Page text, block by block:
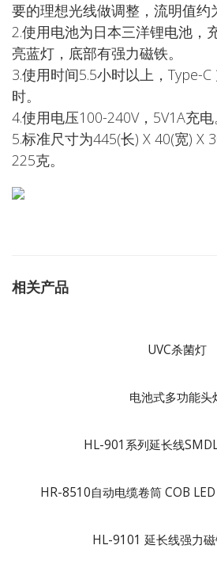
要的理想光线做调整，流明值约
2.使用电池为日本三洋锂电池，
亮蓝灯，底部有强力磁铁。
3.使用时间5.5小时以上，Type-
时。
4.使用电压100-240V，5V1A充电
5.标准尺寸为445(长) X 40(宽) X
225克。
相关产品
UVC杀菌灯
电池式多功能头
HL-901系列延长线
HR-8510自动电缆卷筒 COB
HL-9101 延长线强力